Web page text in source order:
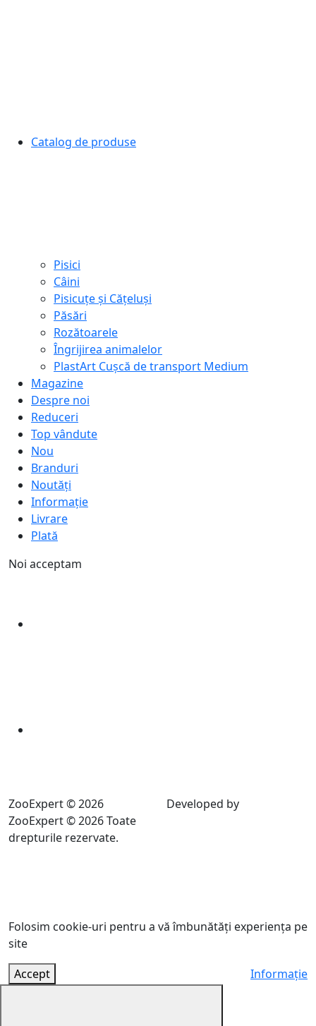
Catalog de produse
Pisici
Câini
Pisicuțe și Cățeluși
Păsări
Rozătoarele
Îngrijirea animalelor
PlastArt Cușcă de transport Medium
Magazine
Despre noi
Reduceri
Top vândute
Nou
Branduri
Noutăți
Informație
Livrare
Plată
Noi acceptam
ZooExpert © 2026
ZooExpert © 2026 Toate
drepturile rezervate.
Developed by
Folosim cookie-uri pentru a vă îmbunătăți experiența pe
site
Accept
Informație